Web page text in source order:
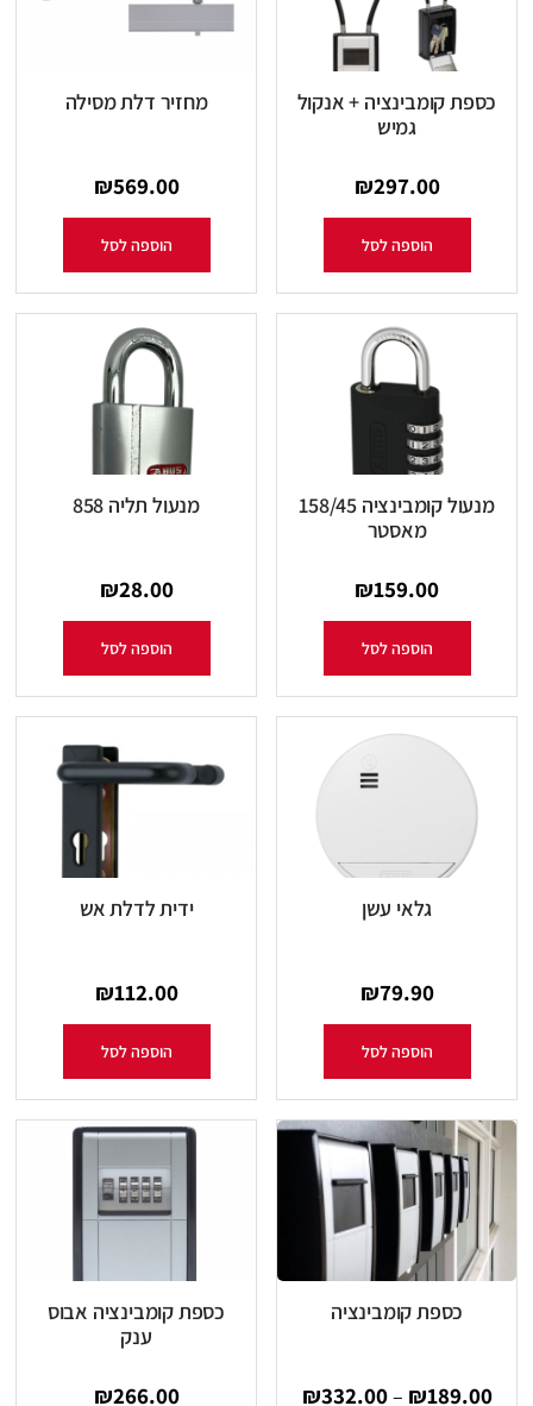
כספת קומבינציה + אנקול
גמיש
₪297.00
הוספה לסל
מחזיר דלת מסילה
₪569.00
הוספה לסל
מנעול קומבינציה 158/45
מאסטר
₪159.00
הוספה לסל
מנעול תליה 858
₪28.00
הוספה לסל
גלאי עשן
₪79.90
הוספה לסל
ידית לדלת אש
₪112.00
הוספה לסל
כספת קומבינציה
₪189.00
–
₪332.00
כספת קומבינציה אבוס
ענק
₪266.00